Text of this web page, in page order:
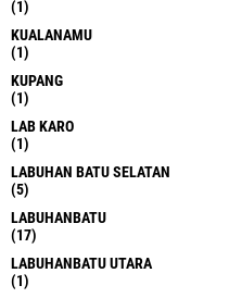
(1)
KUALANAMU
(1)
KUPANG
(1)
LAB KARO
(1)
LABUHAN BATU SELATAN
(5)
LABUHANBATU
(17)
LABUHANBATU UTARA
(1)